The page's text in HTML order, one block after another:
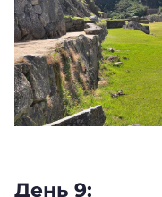
День 9: